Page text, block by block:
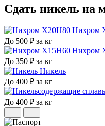
Сдать никель на
Нихром
До 500 ₽ за кг
Нихром
До 350 ₽ за кг
Никель
До 400 ₽ за кг
До 400 ₽ за кг